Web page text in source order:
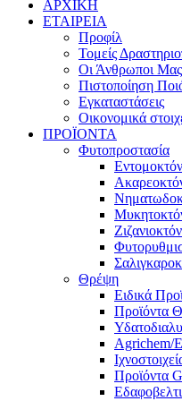
ΑΡΧΙΚΗ
ΕΤΑΙΡΕΙΑ
Προφίλ
Τομείς
Οι Άνθρωποι Μας
Πιστοποίηση
Εγκαταστάσεις
Οικονομικά
ΠΡΟΪΟΝΤΑ
Φυτοπροστασία
Θρέψη
Ειδικά
Προϊόντα
Agrichem/
Προϊόντα